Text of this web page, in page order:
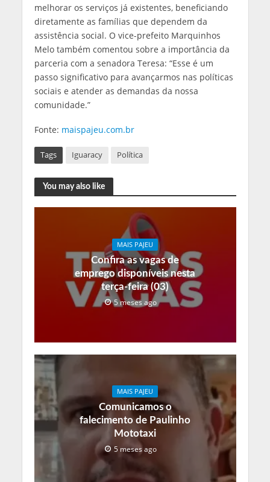
melhorar os serviços já existentes, beneficiando
diretamente as famílias que dependem da
assistência social. O vice-prefeito Marquinhos
Melo também comentou sobre a importância da
parceria com a senadora Teresa: “Esse é um
passo significativo para avançarmos nas políticas
sociais e atender as demandas da nossa
comunidade.”
Fonte: maispajeu.com.br
Tags Iguaracy Política
You may also like
MAIS PAJEU
Confira as vagas de
emprego disponíveis nesta
terça-feira (03)
5 meses ago
MAIS PAJEU
Comunicamos o
falecimento de Paulinho
Mototaxi
5 meses ago